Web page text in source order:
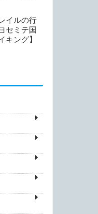
イルの行
セミテ国
キング】